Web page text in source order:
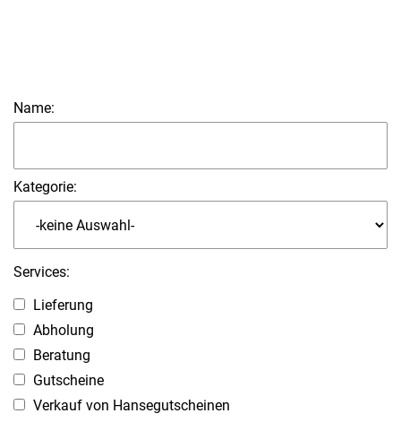
Name:
Kategorie:
Services:
Lieferung
Abholung
Beratung
Gutscheine
Verkauf von Hansegutscheinen